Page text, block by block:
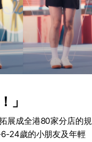
」
展成全港80家分店的規
24歲的小朋友及年輕